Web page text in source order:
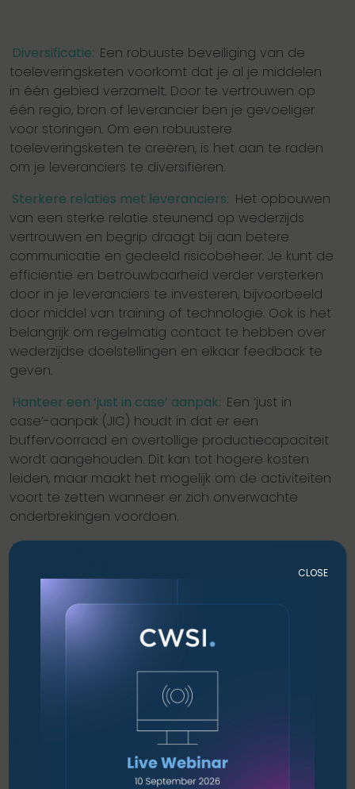
Diversificatie: Een robuuste beveiliging van de
toeleveringsketen voorkomt dat je al je middelen
in één gebied verzamelt. Door te vertrouwen op
één regio, bron of leverancier ben je gevoeliger
voor storingen. Om een robuustere
toeleveringsketen te creëren, is het aan te raden
om je leveranciers te diversifiëren.
Sterkere relaties met leveranciers: Het opbouwen
van een sterke relatie steunend op wederzijds
vertrouwen en begrip draagt bij aan betere
communicatie en gedeeld risicobeheer. Je kunt de
efficiëntie en betrouwbaarheid verder versterken
door in je leveranciers te investeren, bijvoorbeeld
door middel van training of technologie. Ook is het
belangrijk om regelmatig contact te hebben over
wederzijdse doelstellingen en elkaar feedback te
geven.
Hanteer een ‘just in case’ aanpak: Een ‘just in
case’-aanpak (JIC) houdt in dat er een
buffervoorraad en overtollige productiecapaciteit
wordt aangehouden. Dit kan tot hogere kosten
leiden, maar maakt het mogelijk om de activiteiten
voort te zetten wanneer er zich onverwachte
onderbrekingen voordoen.
Regelmatig herzien van de strategie voor
en bijgewerkt om ervoor te zorgen dat ze relevant
en effectief zijn. Zo kunnen potentiële zwakke
schakels in de toeleveringsketen worden
aanbevolen om je werknemers te trainen in
basisstrategieën voor risicomanagement en -
beperking. Verbeterde vaardigheden en
reactie op mogelijke dreigingen.
CLOSE